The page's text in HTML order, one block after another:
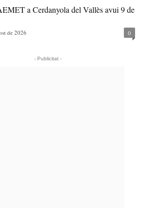
a Cerdanyola del Vallès avui 9 de
de 2026 0
- Publicitat -